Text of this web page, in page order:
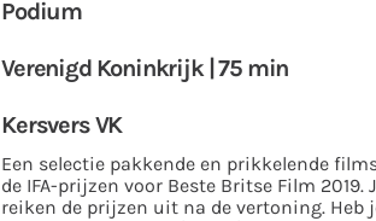
Podium
Verenigd Koninkrijk | 75 min
Kersvers VK
Een selectie pakkende en prikkelende
de IFA-prijzen voor Beste Britse Film 2019.
reiken de prijzen uit na de vertoning. Heb